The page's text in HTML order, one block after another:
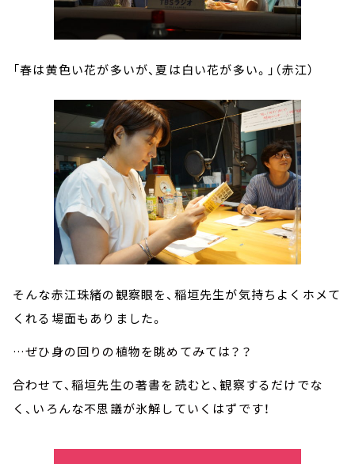
「春は黄色い花が多いが、夏は白い花が多い。」（赤江）
そんな赤江珠緒の観察眼を、 稲垣先生が気持ちよくホメて
くれる場面もありました。
…ぜひ身の回りの植物を眺めてみては？？
合わせて、稲垣先生の著書を読むと、観察するだけでな
く、いろんな不思議が氷解していくはずです！